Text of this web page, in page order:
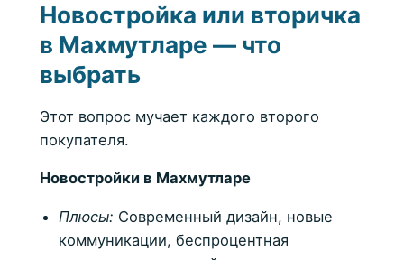
Новостройка или вторичка
в Махмутларе — что
выбрать
Этот вопрос мучает каждого второго
покупателя.
Новостройки в Махмутларе
Плюсы: Современный дизайн, новые
коммуникации, беспроцентная